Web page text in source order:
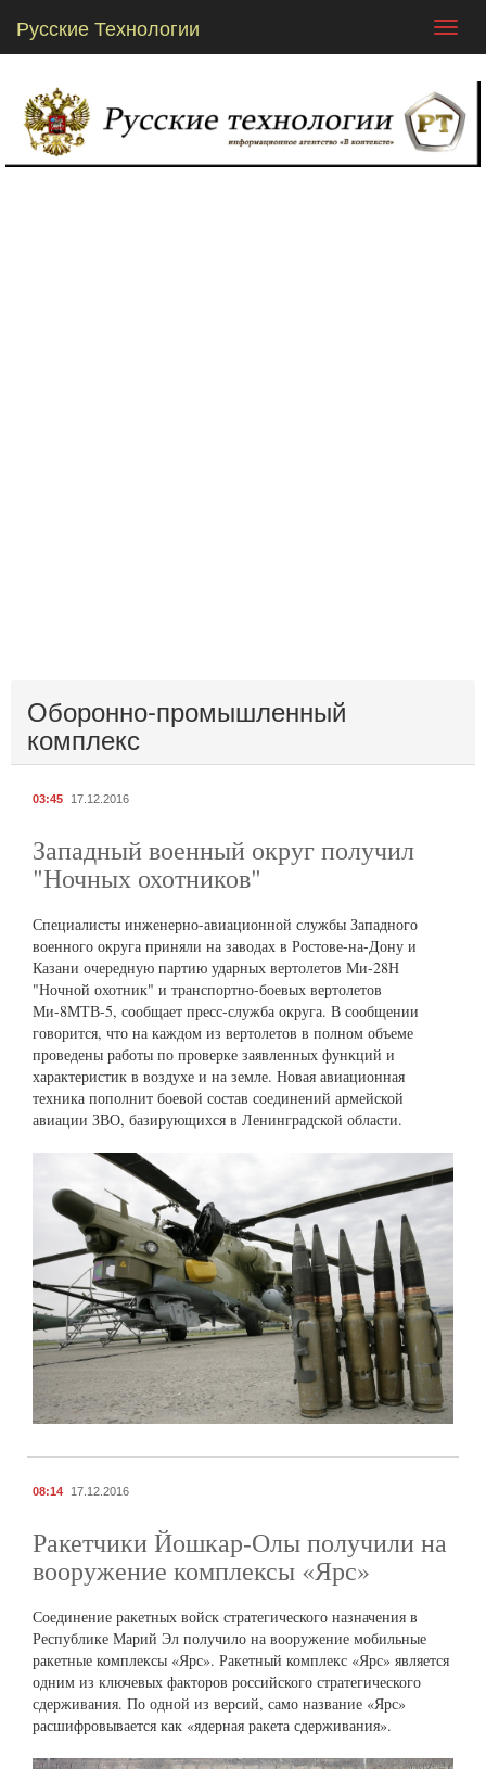
Русские Технологии
Оборонно-промышленный
комплекс
03:45 17.12.2016
Западный военный округ получил
"Ночных охотников"
Специалисты инженерно-авиационной службы Западного
военного округа приняли на заводах в Ростове-на-Дону и
Казани очередную партию ударных вертолетов Ми-28Н
"Ночной охотник" и транспортно-боевых вертолетов
Ми-8МТВ-5, сообщает пресс-служба округа. В сообщении
говорится, что на каждом из вертолетов в полном объеме
проведены работы по проверке заявленных функций и
характеристик в воздухе и на земле. Новая авиационная
техника пополнит боевой состав соединений армейской
авиации ЗВО, базирующихся в Ленинградской области.
08:14 17.12.2016
Ракетчики Йошкар-Олы получили на
вооружение комплексы «Ярс»
Соединение ракетных войск стратегического назначения в
Республике Марий Эл получило на вооружение мобильные
ракетные комплексы «Ярс». Ракетный комплекс «Ярс» является
одним из ключевых факторов российского стратегического
сдерживания. По одной из версий, само название «Ярс»
расшифровывается как «ядерная ракета сдерживания».